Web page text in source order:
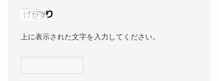
上に表示された文字を入力してください。